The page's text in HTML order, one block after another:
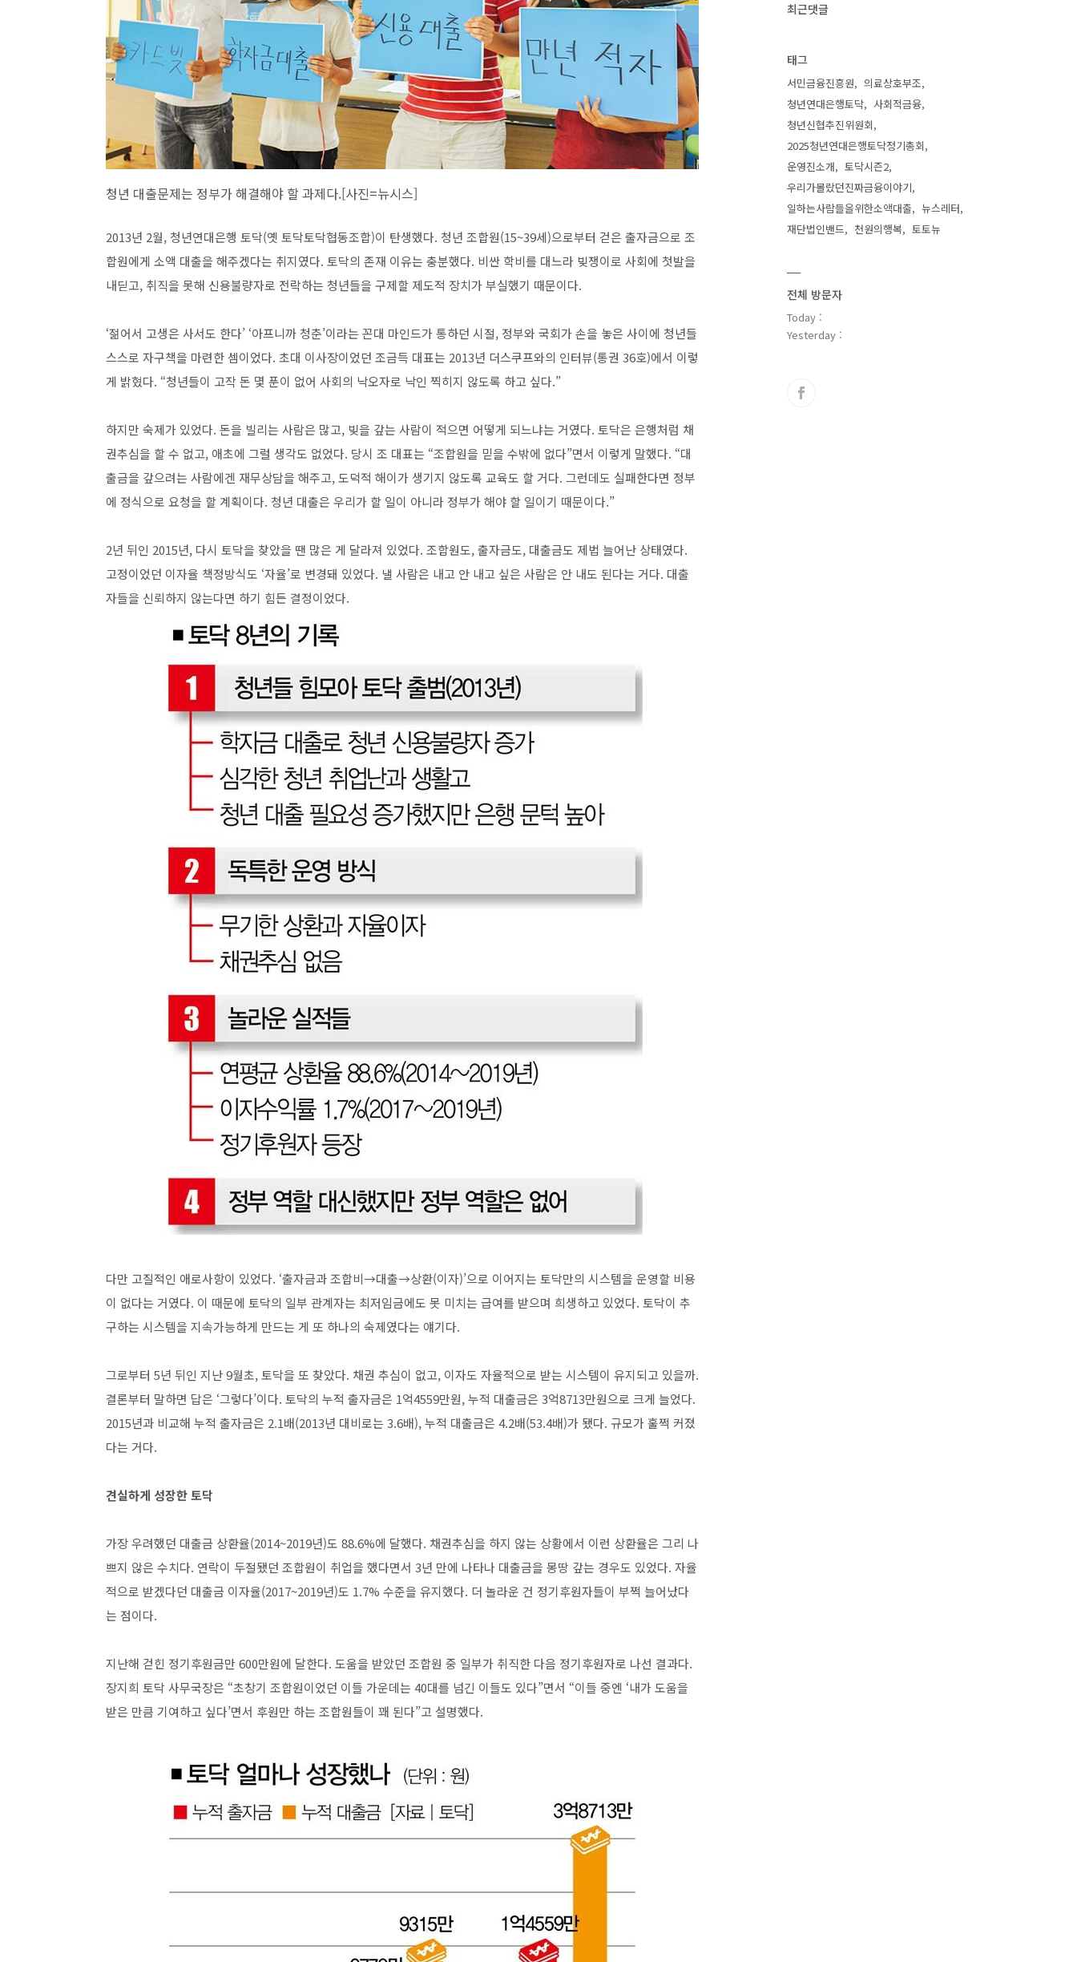
청년 대출문제는 정부가 해결해야 할 과제다.[사진=뉴시스]
2013년 2월, 청년연대은행 토닥(옛 토닥토닥협동조합)이 탄생했다. 청년 조합원(15~39세)으로부터 걷은 출자금으로 조
합원에게 소액 대출을 해주겠다는 취지였다. 토닥의 존재 이유는 충분했다. 비싼 학비를 대느라 빚쟁이로 사회에 첫발을
내딛고, 취직을 못해 신용불량자로 전락하는 청년들을 구제할 제도적 장치가 부실했기 때문이다.
‘젊어서 고생은 사서도 한다’ ‘아프니까 청춘’이라는 꼰대 마인드가 통하던 시절, 정부와 국회가 손을 놓은 사이에 청년들
스스로 자구책을 마련한 셈이었다. 초대 이사장이었던 조금득 대표는 2013년 더스쿠프와의 인터뷰(통권 36호)에서 이렇
게 밝혔다. “청년들이 고작 돈 몇 푼이 없어 사회의 낙오자로 낙인 찍히지 않도록 하고 싶다.”
하지만 숙제가 있었다. 돈을 빌리는 사람은 많고, 빚을 갚는 사람이 적으면 어떻게 되느냐는 거였다. 토닥은 은행처럼 채
권추심을 할 수 없고, 애초에 그럴 생각도 없었다. 당시 조 대표는 “조합원을 믿을 수밖에 없다”면서 이렇게 말했다. “대
출금을 갚으려는 사람에겐 재무상담을 해주고, 도덕적 해이가 생기지 않도록 교육도 할 거다. 그런데도 실패한다면 정부
에 정식으로 요청을 할 계획이다. 청년 대출은 우리가 할 일이 아니라 정부가 해야 할 일이기 때문이다.”
2년 뒤인 2015년, 다시 토닥을 찾았을 땐 많은 게 달라져 있었다. 조합원도, 출자금도, 대출금도 제법 늘어난 상태였다.
고정이었던 이자율 책정방식도 ‘자율’로 변경돼 있었다. 낼 사람은 내고 안 내고 싶은 사람은 안 내도 된다는 거다. 대출
자들을 신뢰하지 않는다면 하기 힘든 결정이었다.
다만 고질적인 애로사항이 있었다. ‘출자금과 조합비→대출→상환(이자)’으로 이어지는 토닥만의 시스템을 운영할 비용
이 없다는 거였다. 이 때문에 토닥의 일부 관계자는 최저임금에도 못 미치는 급여를 받으며 희생하고 있었다. 토닥이 추
구하는 시스템을 지속가능하게 만드는 게 또 하나의 숙제였다는 얘기다.
그로부터 5년 뒤인 지난 9월초, 토닥을 또 찾았다. 채권 추심이 없고, 이자도 자율적으로 받는 시스템이 유지되고 있을까.
결론부터 말하면 답은 ‘그렇다’이다. 토닥의 누적 출자금은 1억4559만원, 누적 대출금은 3억8713만원으로 크게 늘었다.
2015년과 비교해 누적 출자금은 2.1배(2013년 대비로는 3.6배), 누적 대출금은 4.2배(53.4배)가 됐다. 규모가 훌쩍 커졌
다는 거다.
견실하게 성장한 토닥
가장 우려했던 대출금 상환율(2014~2019년)도 88.6%에 달했다. 채권추심을 하지 않는 상황에서 이런 상환율은 그리 나
쁘지 않은 수치다. 연락이 두절됐던 조합원이 취업을 했다면서 3년 만에 나타나 대출금을 몽땅 갚는 경우도 있었다. 자율
적으로 받겠다던 대출금 이자율(2017~2019년)도 1.7% 수준을 유지했다. 더 놀라운 건 정기후원자들이 부쩍 늘어났다
는 점이다.
지난해 걷힌 정기후원금만 600만원에 달한다. 도움을 받았던 조합원 중 일부가 취직한 다음 정기후원자로 나선 결과다.
장지희 토닥 사무국장은 “초창기 조합원이었던 이들 가운데는 40대를 넘긴 이들도 있다”면서 “이들 중엔 ‘내가 도움을
받은 만큼 기여하고 싶다’면서 후원만 하는 조합원들이 꽤 된다”고 설명했다.
최근댓글
태그
서민금융진흥원
의료상호부조
청년연대은행토닥
사회적금융
청년신협추진위원회
2025청년연대은행토닥정기총회
운영진소개
토닥시즌2
우리가몰랐던진짜금융이야기
일하는사람들을위한소액대출
뉴스레터
재단법인밴드
천원의행복 토토뉴
전체 방문자
Today :
Yesterday :